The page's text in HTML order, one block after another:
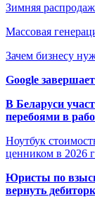
Зимняя
Массовая
Зачем бизнесу
Google
В Беларуси
перебоями в
Ноутбук
ценником в 2026
Юристы по
вернуть